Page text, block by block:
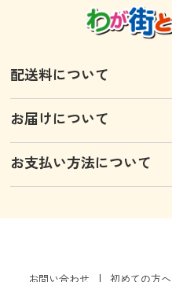
配送料について
お届けについて
お支払い方法について
お問い合わせ 初めての方へ